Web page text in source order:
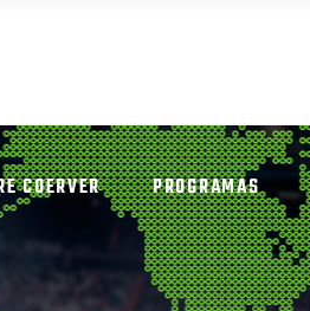
COERVER PROGRAMAS